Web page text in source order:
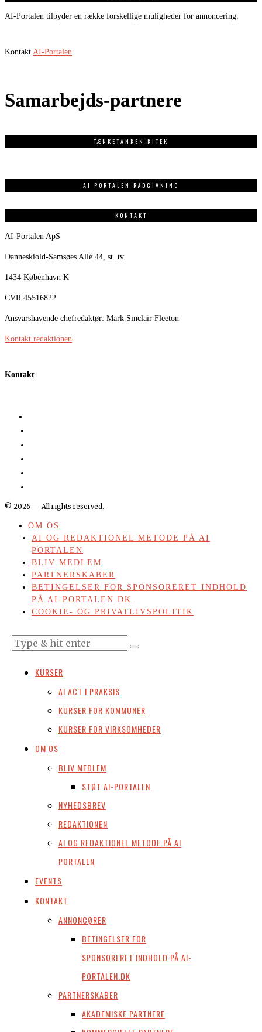
AI-Portalen tilbyder en række forskellige muligheder for annoncering.
Kontakt AI-Portalen
Samarbejds-partnere
TÆNKETANKEN KITEK
AI PORTALEN RÅDGIVNING
KONTAKT
AI-Portalen ApS
Danneskiold-Samsøes Allé 44, st. tv.
1434 København K
CVR 45516822
Ansvarshavende chefredaktør: Mark Sinclair Fleeton
Kontakt redaktionen
Kontakt
© 2026 — All rights reserved.
OM OS
AI OG REDAKTIONEL METODE PÅ AI
PORTALEN
BLIV MEDLEM
PARTNERSKABER
BETINGELSER FOR SPONSORERET INDHOLD
PÅ AI-PORTALEN.DK
COOKIE- OG PRIVATLIVSPOLITIK
KURSER
AI ACT I PRAKSIS
KURSER FOR KOMMUNER
KURSER FOR VIRKSOMHEDER
OM OS
BLIV MEDLEM
STØT AI-PORTALEN
NYHEDSBREV
REDAKTIONEN
AI OG REDAKTIONEL METODE PÅ AI
PORTALEN
EVENTS
KONTAKT
ANNONCØRER
BETINGELSER FOR
SPONSORERET INDHOLD PÅ AI-
PORTALEN.DK
PARTNERSKABER
AKADEMISKE PARTNERE